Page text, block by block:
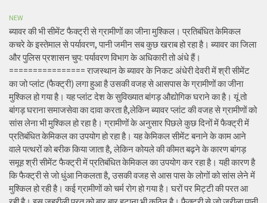
NEW
ब्यावर की भी सीमेंट फैक्ट्री से ग्रामीणों का जीना मुश्किल। प्रतिबंधित केमिकल
कचरे के इस्तेमाल से पर्यावरण, पानी जमीन सब कुछ खराब हो रहा है। ब्यावर का जिला
और पुलिस प्रशासन चुप: पर्यावरण विभाग के अधिकारी तो अंधे हैं।
================ राजस्थान के ब्यावर के निकट अंधेरी देवरी में श्री सीमेंट
का जो प्लांट (फैक्ट्री) लगा हुआ है उसकी वजह से आसपास के ग्रामीणों का जीना
मुश्किल हो गया है। यह प्लांट देश के सुविख्यात बांगड़ औद्योगिक घराने का है। यूं तो
बांगड़ घराना समाजसेवा का दावा करता है,लेकिन ब्यावर प्लांट की वजह से ग्रामीणों को
सांस लेना भी मुश्किल हो रहा है। ग्रामीणों के अनुसार पिछले कुछ दिनों में फैक्ट्री में
प्रतिबंधित केमिकल का उपयोग हो रहा है। यह केमिकल सीमेंट बनाने के काम आने
वाले पत्थरों को बरीक किया जाता है, लेकिन कोयले की कीमत बढ़ने के कारण बांगड़
समूह श्री सीमेंट फैक्ट्री में प्रतिबंधित केमिकल का उपयोग कर रहा है। यही कारण है
कि फैक्ट्री से जो धुंआ निकलता है, उसकी वजह से आस पास के लोगों को सांस लेने में
मुश्किल हो रही है। कई ग्रामीणों को चर्म रोग हो गया है। घरों पर मिट्टी की परत आ